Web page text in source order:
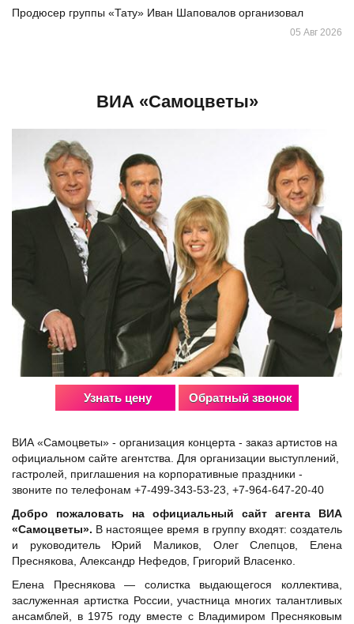
Продюсер группы «Тату» Иван Шаповалов организовал
05 Авг 2026
ВИА «Самоцветы»
Узнать цену Обратный звонок
ВИА «Самоцветы» - организация концерта - заказ артистов на
официальном сайте агентства. Для организации выступлений,
гастролей, приглашения на корпоративные праздники -
звоните по телефонам +7-499-343-53-23, +7-964-647-20-40
Добро пожаловать на официальный сайт агента ВИА
«Самоцветы». В настоящее время в группу входят: создатель
и руководитель Юрий Маликов, Олег Слепцов, Елена
Преснякова, Александр Нефедов, Григорий Власенко.
Елена Преснякова — солистка выдающегося коллектива,
заслуженная артистка России, участница многих талантливых
ансамблей, в 1975 году вместе с Владимиром Пресняковым